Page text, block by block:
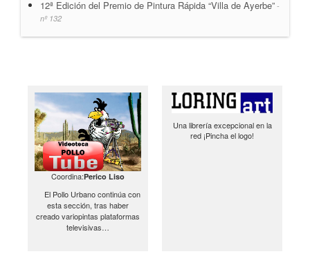
12ª Edición del Premio de Pintura Rápida “Villa de Ayerbe” -
nº 132
Coordina:Perico Liso
El Pollo Urbano continúa con
esta sección, tras haber
creado variopintas plataformas
televisivas…
Una librería excepcional en la
red ¡Pincha el logo!